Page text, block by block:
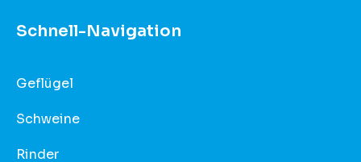
Schnell-Navigation
Geflügel
Schweine
Rinder